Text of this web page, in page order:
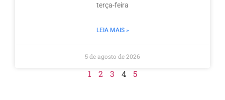
terça-feira
LEIA MAIS »
5 de agosto de 2026
1 2 3 4 5